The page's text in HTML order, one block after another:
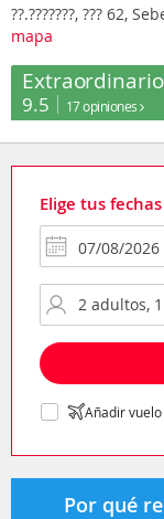
??.???????, ??? 62,
mapa
Extraordinario
9.5 17 opiniones
Elige tus fechas
Añadir vuelo
Por qué